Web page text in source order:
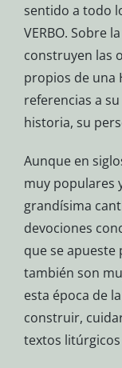
sentido a todo
VERBO. Sobre
construyen las
propios de una
referencias a
historia, su
Aunque en
muy populares
grandísima
devociones
que se
también son
esta época de
construir,
textos